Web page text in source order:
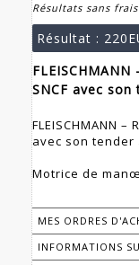
Résultats sans frais
Résultat :
SNCF avec
FLEISCHMANN –
avec son tender
Motrice de
MES ORDRES
INFORMATIONS